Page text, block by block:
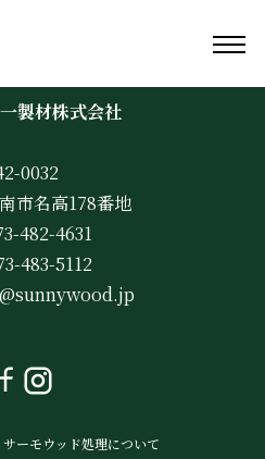
製材株式会社
0032
市名高178番地
482-4631
483-5112
サーモウッド処理について